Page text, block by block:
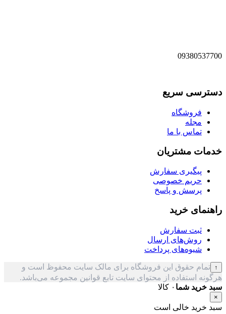
09380537700
دسترسی سریع
فروشگاه
مجله
تماس با ما
خدمات مشتریان
پیگیری سفارش
حریم خصوصی
پرسش و پاسخ
راهنمای خرید
ثبت سفارش
روش‌های ارسال
شیوه‌های پرداخت
↑ تمام حقوق این فروشگاه برای مالک سایت محفوظ است و
هرگونه استفاده از محتوای سایت تابع قوانین مجموعه می‌باشد.
سبد خرید شما ۰ کالا
×
سبد خرید خالی است